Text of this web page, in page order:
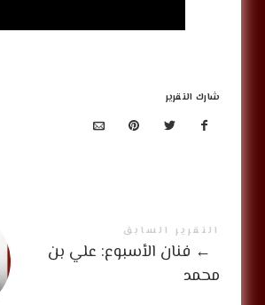
شارك التقرير
التقرير السابق
← فنان الأسبوع: علي بن
محمد